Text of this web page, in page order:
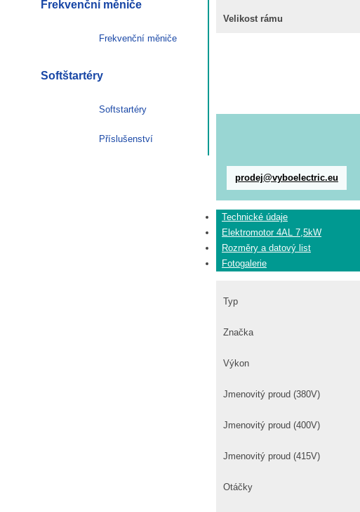
Velikost rámu
prodej@vyboelectric.eu
Technické údaje
Elektromotor 4AL 7,5kW
Rozměry a datový list
Fotogalerie
Typ
Značka
Výkon
Jmenovitý proud (380V)
Jmenovitý proud (400V)
Jmenovitý proud (415V)
Otáčky
Frekvenční měniče
Frekvenční měniče
Softštartéry
Softstartéry
Příslušenství